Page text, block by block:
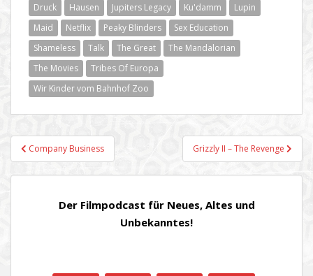
Druck
Hausen Jupiters Legacy Ku'damm
Lupin
Maid
Netflix Peaky Blinders
Sex Education
Shameless
Talk The Great
The Mandalorian
The Movies
Tribes Of Europa
Wir Kinder vom Bahnhof Zoo
Beitragsnavigation
Company Business Grizzly II – The Revenge
Der Filmpodcast für Neues, Altes und
Unbekanntes!